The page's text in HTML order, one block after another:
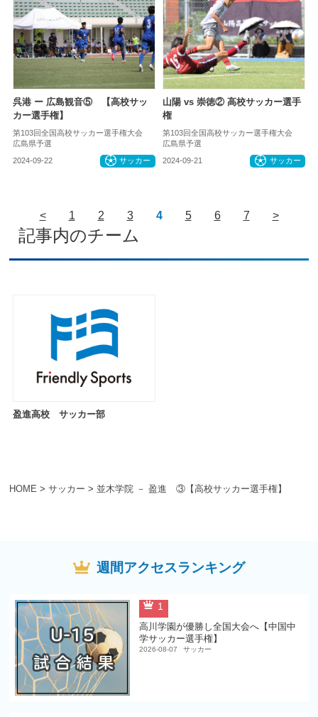
HOME > サッカー > 並木学院 － 盈進 ③【高校サッカー選手権】
呉港 ー 広島観音⑤ 【高校サッ
カー選手権】
第103回全国高校サッカー選手権大会
広島県予選
2024-09-22 サッカー
山陽 vs 崇徳② 高校サッカー選手
権
第103回全国高校サッカー選手権大会
広島県予選
2024-09-21 サッカー
< 1 2 3 4 5 6 7 >
記事内のチーム
盈進高校 サッカー部
週間アクセスランキング
1
高川学園が優勝し全国大会へ【中国中
学サッカー選手権】
2026-08-07 サッカー